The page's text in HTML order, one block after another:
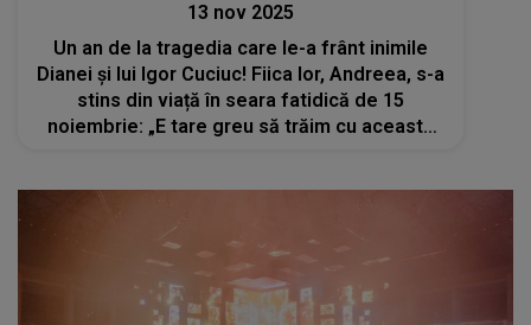
13 nov 2025
Un an de la tragedia care le-a frânt inimile
Dianei și lui Igor Cuciuc! Fiica lor, Andreea, s-a
stins din viață în seara fatidică de 15
noiembrie: „E tare greu să trăim cu această